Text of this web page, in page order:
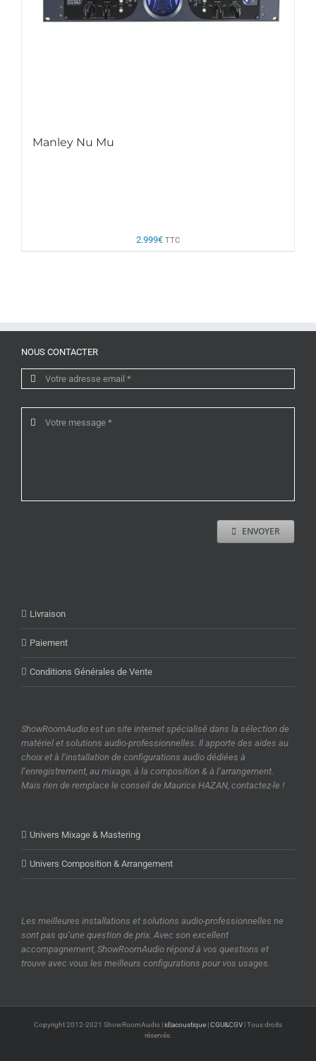
Manley Nu Mu
2.999€ TTC
NOUS CONTACTER
ENVOYER
Livraison
Paiement
Conditions Générales de Vente
ShowRoomAudio est un site internet spécialisé dans la sélection de
matériel et solutions audio-professionnelles. Il apporte des aides au
choix et à l’installation de configurations audio dédiées à
l’enregistrement, au mixage, à la composition & à l’arrangement.
Mais rien de remplace le conseil de Maurice HAZAN, contactez-le !
Univers Mixage & Mastering
Univers Composition & Arrangement
Les meilleures installations et solutions audio-professionnelles ne
sont pas qu’une question de prix. Avec son excellent
accompagnement, ShowRoomAudio répond à vos questions et
trouve avec vous les meilleurs configurations pour vos usages.
Copyright 2012-2021 ShowRoomAudio |id|acoustique |CGU&CGV | Tous droits
réservés.